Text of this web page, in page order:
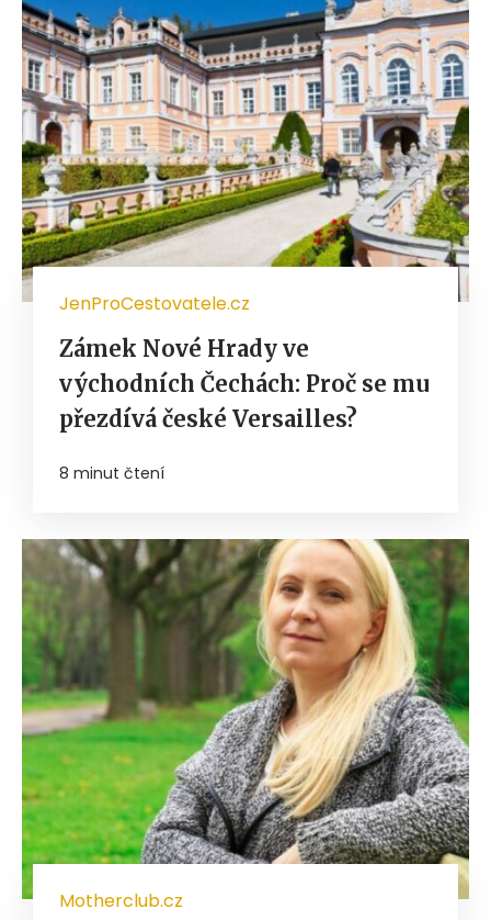
JenProCestovatele.cz
Zámek Nové Hrady ve
východních Čechách: Proč se mu
přezdívá české Versailles?
8 minut čtení
Motherclub.cz